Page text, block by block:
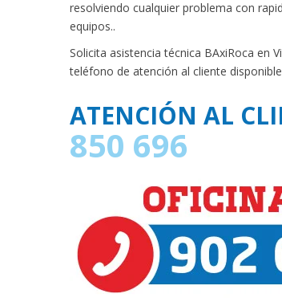
resolviendo cualquier problema con
equipos..
Solicita asistencia técnica BAxiRoca en
teléfono de atención al cliente
ATENCIÓN AL
850 696